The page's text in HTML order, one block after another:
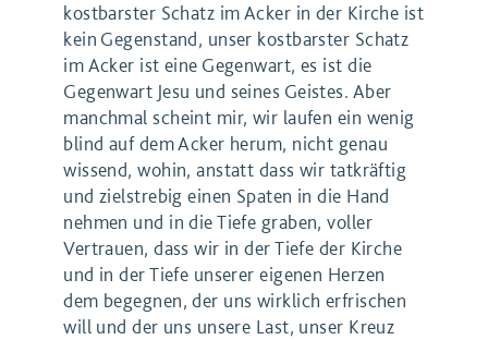
kostbarster Schatz im Acker in der Kirche ist
kein Gegenstand, unser kostbarster Schatz
im Acker ist eine Gegenwart, es ist die
Gegenwart Jesu und seines Geistes. Aber
manchmal scheint mir, wir laufen ein wenig
blind auf dem Acker herum, nicht genau
wissend, wohin, anstatt dass wir tatkräftig
und zielstrebig einen Spaten in die Hand
nehmen und in die Tiefe graben, voller
Vertrauen, dass wir in der Tiefe der Kirche
und in der Tiefe unserer eigenen Herzen
dem begegnen, der uns wirklich erfrischen
will und der uns unsere Last, unser Kreuz